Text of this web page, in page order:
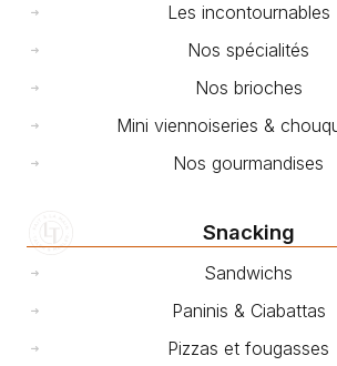
Les incontournables
Nos spécialités
Nos brioches
Mini viennoiseries &
Nos gourmandises
Snacking
Sandwichs
Paninis & Ciabattas
Pizzas et fougasses